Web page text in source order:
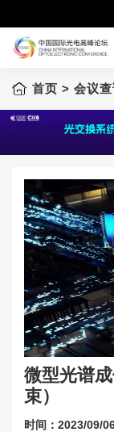
首页
CIOE首页
会议查询
赞助机会
申请成为演讲嘉宾
下载中心
联系我们
关于展会
首页 > 会议查
微型光谱
束）
时间：2023/09/